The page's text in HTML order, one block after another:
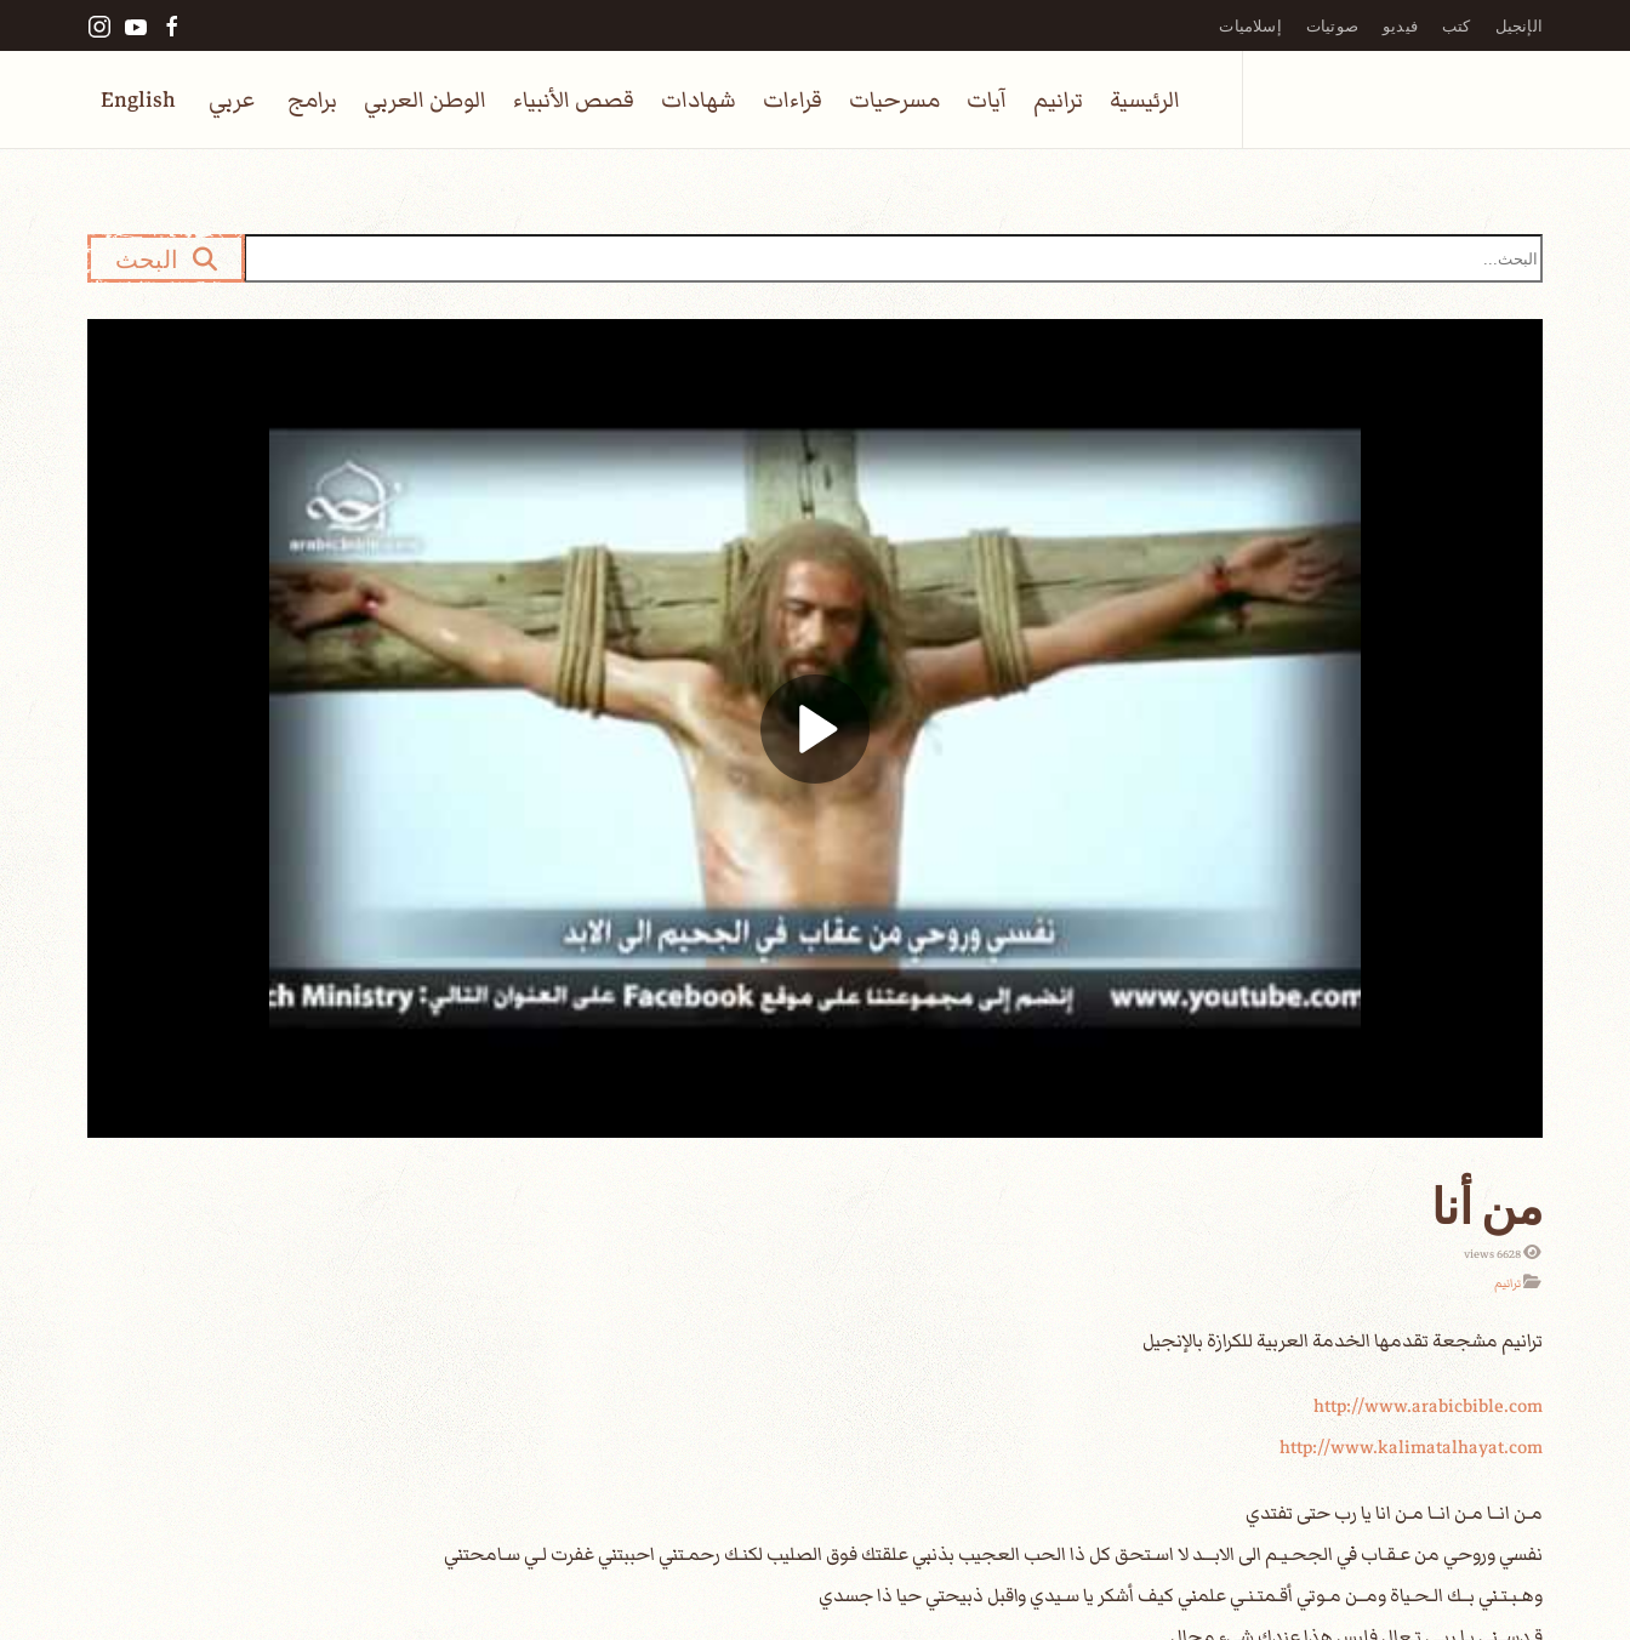
Skip to main content
الإنجيل كتب فيديو صوتيات إسلاميات
الرئيسية ترانيم آيات مسرحيات قراءات شهادات قصص الأنبياء الوطن العربي برامج عربي English
البحث
من أنا
6628 views
ترانيم
http://www.arabicbible.com
http://www.kalimatalhayat.com
مـن انــا مـن انــا مـن انا يا رب حتى تفتدي
نفسي وروحي من عـقـاب في الجحـيـم الى الابـــد لا اسـتحق كل ذا الحب العجيب بذنبي علقتك فوق الصليب لكنـك رحمـتني احببتني غفرت لـي سـامحتني
وهـبـتـني بــك الـحـياة ومــن مـوتي أقـمتـنـي علمني كيف أشكر يا سـيدي واقبل ذبيحتي حيا ذا جسدي